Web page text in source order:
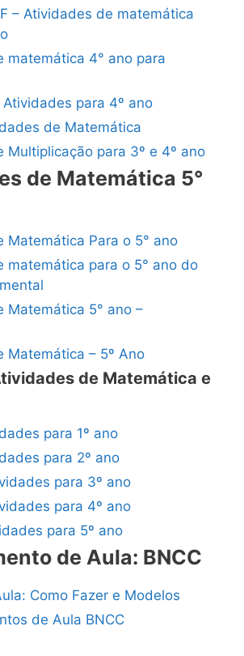
– Atividades de matemática
matemática 4° ano para
para 4º ano
de Matemática
Multiplicação para 3º e 4º ano
de Matemática 5°
Matemática Para o 5° ano
matemática para o 5° ano do
Matemática 5° ano –
Matemática – 5º Ano
de Matemática e
para 1º ano
para 2º ano
para 3º ano
para 4º ano
para 5º ano
de Aula: BNCC
Como Fazer e Modelos
de Aula BNCC